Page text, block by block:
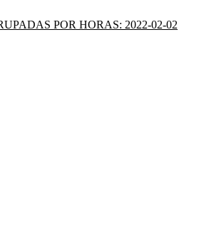
POR HORAS: 2022-02-02